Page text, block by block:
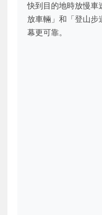
快到目的地時放慢車
放車輛」和「登山步
幕更可靠。